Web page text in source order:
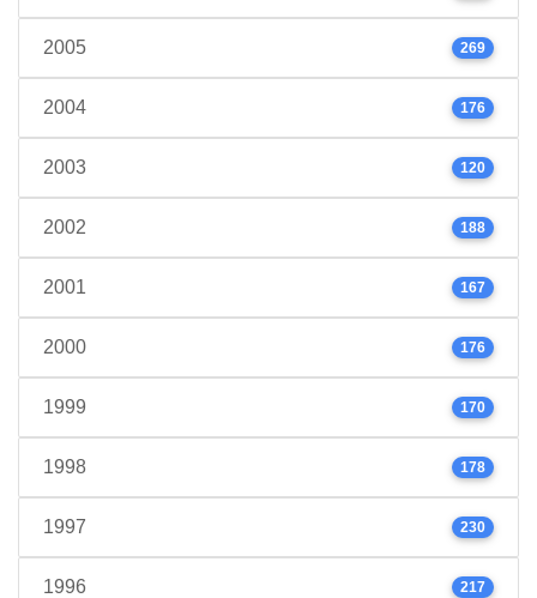
2005 269
2004 176
2003 120
2002 188
2001 167
2000 176
1999 170
1998 178
1997 230
1996 217